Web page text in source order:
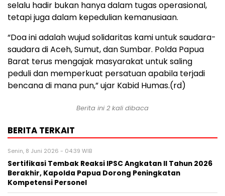
selalu hadir bukan hanya dalam tugas operasional,
tetapi juga dalam kepedulian kemanusiaan.
“Doa ini adalah wujud solidaritas kami untuk saudara-
saudara di Aceh, Sumut, dan Sumbar. Polda Papua
Barat terus mengajak masyarakat untuk saling
peduli dan memperkuat persatuan apabila terjadi
bencana di mana pun,” ujar Kabid Humas.(rd)
Berita ini 2 kali dibaca
BERITA TERKAIT
Senin, 8 Juni 2026 - 04:39 WIB
Sertifikasi Tembak Reaksi IPSC Angkatan II Tahun 2026
Berakhir, Kapolda Papua Dorong Peningkatan
Kompetensi Personel